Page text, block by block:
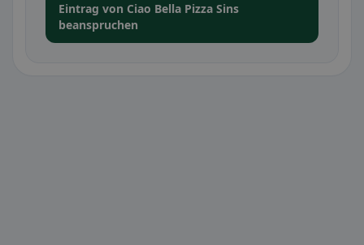
Eintrag von Ciao Bella Pizza Sins
beanspruchen